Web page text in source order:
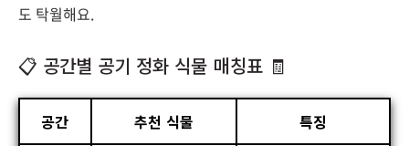
도 탁월해요.
📋 공간별 공기 정화 식물 매칭표 🧾
공간 추천 식물 특징